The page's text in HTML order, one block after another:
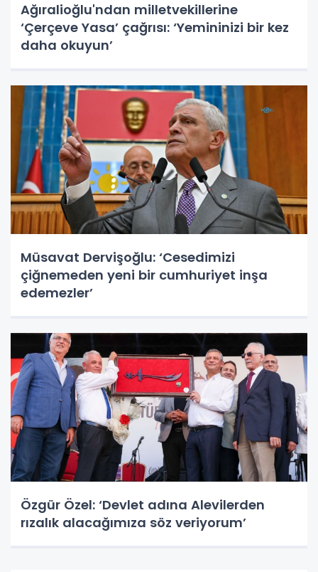
Ağıralioğlu'ndan milletvekillerine
‘Çerçeve Yasa’ çağrısı: ‘Yemininizi bir kez
daha okuyun’
Müsavat Dervişoğlu: ‘Cesedimizi
çiğnemeden yeni bir cumhuriyet inşa
edemezler’
Özgür Özel: ‘Devlet adına Alevilerden
rızalık alacağımıza söz veriyorum’